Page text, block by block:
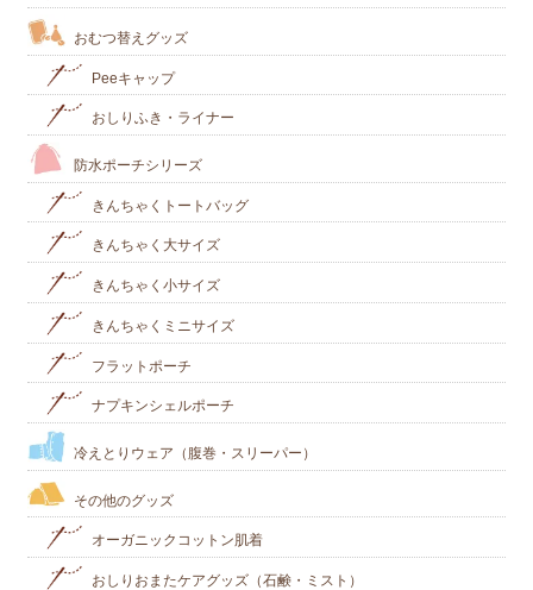
おむつ替えグッズ
Peeキャップ
おしりふき・ライナー
防水ポーチシリーズ
きんちゃくトートバッグ
きんちゃく大サイズ
きんちゃく小サイズ
きんちゃくミニサイズ
フラットポーチ
ナプキンシェルポーチ
冷えとりウェア（腹巻・スリーパー）
その他のグッズ
オーガニックコットン肌着
おしりおまたケアグッズ（石鹸・ミスト）